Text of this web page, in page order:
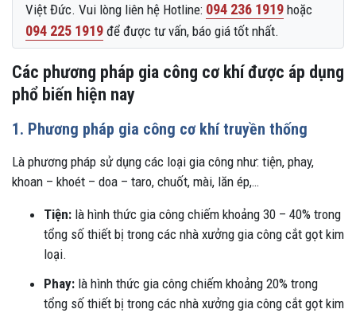
Việt Đức. Vui lòng liên hệ Hotline: 094 236 1919 hoặc
094 225 1919 để được tư vấn, báo giá tốt nhất.
Các phương pháp gia công cơ khí được áp dụng
phổ biến hiện nay
1. Phương pháp gia công cơ khí truyền thống
Là phương pháp sử dụng các loại gia công như: tiện, phay,
khoan – khoét – doa – taro, chuốt, mài, lăn ép,…
Tiện: là hình thức gia công chiếm khoảng 30 – 40% trong
tổng số thiết bị trong các nhà xưởng gia công cắt gọt kim
loại.
Phay: là hình thức gia công chiếm khoảng 20% trong
tổng số thiết bị trong các nhà xưởng gia công cắt gọt kim